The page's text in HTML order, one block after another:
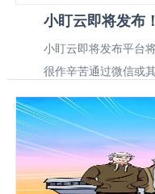
小盯云即将发布！
小盯云即将发布平台
很作辛苦通过微信或